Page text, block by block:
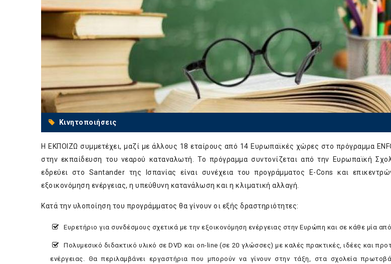
Κινητοποιήσεις
H ΕΚΠΟΙΖΩ συμμετέχει, μαζί με άλλους 18 εταίρους από 14 Ευρωπαϊκές χώρες στο πρόγραμμα
στην εκπαίδευση του νεαρού καταναλωτή. Το πρόγραμμα συντονίζεται από την Ευρωπαϊκή
εδρεύει στο Santander της Ισπανίας είναι συνέχεια του προγράμματος E-Cons και
εξοικονόμηση ενέργειας, η υπεύθυνη κατανάλωση και η κλιματική αλλαγή.
Κατά την υλοποίηση του προγράμματος θα γίνουν οι εξής δραστηριότητες:
Ευρετήριο για συνδέσμους σχετικά με την εξοικονόμηση ενέργειας στην Ευρώπη και σε κάθε μία
Πολυμεσικό διδακτικό υλικό σε DVD και on-line (σε 20 γλώσσες) με καλές πρακτικές, ιδέες και
ενέργειας. Θα περιλαμβάνει εργαστήρια που μπορούν να γίνουν στην τάξη, στα σχολεία